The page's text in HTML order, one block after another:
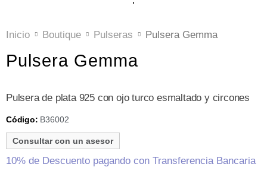
Inicio Boutique Pulseras Pulsera Gemma
Pulsera Gemma
Pulsera de plata 925 con ojo turco esmaltado y circones
Código: B36002
Consultar con un asesor
10% de Descuento pagando con Transferencia Bancaria